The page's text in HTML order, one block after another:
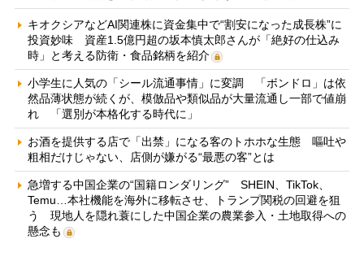
キオクシアなどAI関連株に資金集中で“割安になった成長株”に
投資妙味 資産1.5億円超の坂本慎太郎さんが「絶好の仕込み
時」と考える防衛・食品銘柄を紹介
小学生に人気の「シール流通事情」に変調 「ボンドロ」は依
然品薄状態が続くが、模倣品や類似品が大量流通し一部で値崩
れ 「選別が本格化する時代に」
お酒を提供する店で「出禁」になる客のトホホな生態 嘔吐や
粗相だけじゃない、店側が嫌がる“最悪の客”とは
急増する中国企業の“国籍ロンダリング” SHEIN、TikTok、
Temu…本社機能を海外に移転させ、トランプ関税の回避を狙
う 現地人を隠れ蓑にした中国企業の農業参入・土地取得への
懸念も